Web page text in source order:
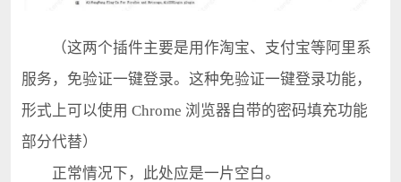
（这两个插件主要是用作淘宝、支付宝等阿里系
服务，免验证一键登录。这种免验证一键登录功能，
形式上可以使用 Chrome 浏览器自带的密码填充功能
部分代替）
正常情况下，此处应是一片空白。